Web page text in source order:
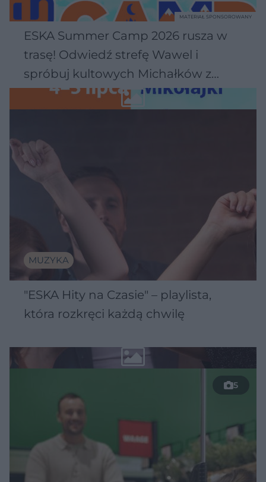
ESKA Summer Camp 2026 rusza w
trasę! Odwiedź strefę Wawel i
spróbuj kultowych Michałków z
Wawelu
MATERIAŁ SPONSOROWANY
MUZYKA
"ESKA Hity na Czasie" – playlista,
która rozkręci każdą chwilę
5